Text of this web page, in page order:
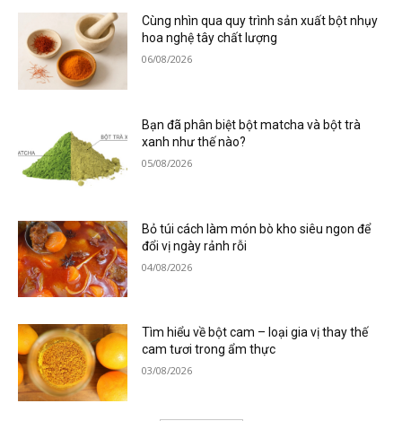
Cùng nhìn qua quy trình sản xuất bột nhụy
hoa nghệ tây chất lượng
06/08/2026
Bạn đã phân biệt bột matcha và bột trà
xanh như thế nào?
05/08/2026
Bỏ túi cách làm món bò kho siêu ngon để
đổi vị ngày rảnh rỗi
04/08/2026
Tìm hiểu về bột cam – loại gia vị thay thế
cam tươi trong ẩm thực
03/08/2026